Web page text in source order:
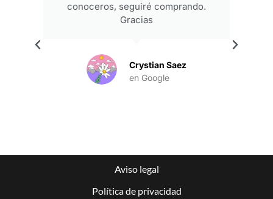
conoceros, seguiré comprando.
Gracias
Crystian Saez
en Google
Aviso legal
Política de privacidad